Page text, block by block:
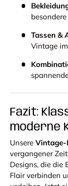
Tassen &
Vintage
Fazit:
moderne
Unsere Vintage-
vergangener
Designs, die die
Flair verbinden